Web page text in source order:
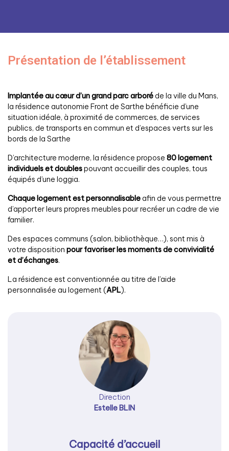
Présentation de l’établissement
Implantée au cœur d’un grand parc arboré de la ville du Mans,
la résidence autonomie Front de Sarthe bénéficie d’une
situation idéale, à proximité de commerces, de services
publics, de transports en commun et d’espaces verts sur les
bords de la Sarthe
D’architecture moderne, la résidence propose 80 logement
individuels et doublespouvant accueillir des couples, tous
équipés d’une loggia.
Chaque logement est personnalisable afin de vous permettre
d’apporter leurs propres meubles pour recréer un cadre de vie
familier.
Des espaces communs (salon, bibliothèque…), sont mis à
votre disposition pour favoriser les moments de convivialité
et d’échanges.
La résidence est conventionnée au titre de l’aide
personnalisée au logement (APL).
Direction
Estelle BLIN
Capacité d’accueil